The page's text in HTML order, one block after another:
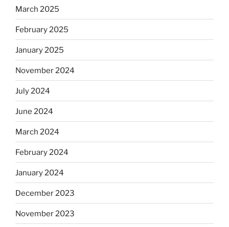
March 2025
February 2025
January 2025
November 2024
July 2024
June 2024
March 2024
February 2024
January 2024
December 2023
November 2023